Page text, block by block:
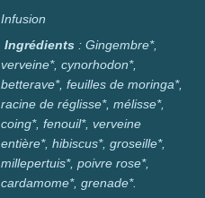
Infusion
Ingrédients : Gingembre*,
verveine*, cynorhodon*,
betterave*, feuilles de moringa*,
racine de réglisse*, mélisse*,
coing*, fenouil*, verveine
entière*, hibiscus*, groseille*,
millepertuis*, poivre rose*,
cardamome*, grenade*.